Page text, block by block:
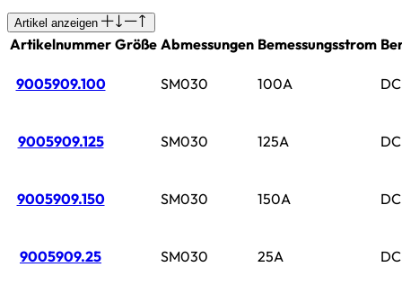
Artikel anzeigen
Artikelnummer Größe Abmessungen Bemessungsstrom
9005909.100 SM030 100A
9005909.125 SM030 125A
9005909.150 SM030 150A
9005909.25 SM030 25A